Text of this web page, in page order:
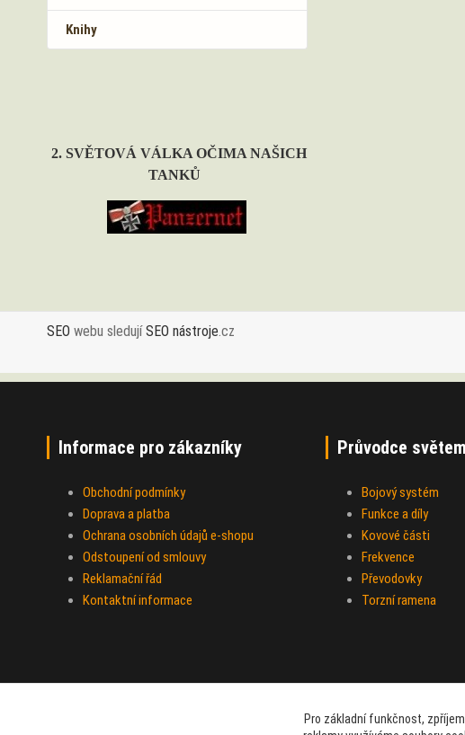
Knihy
2. SVĚTOVÁ VÁLKA OČIMA NAŠICH
TANKŮ
SEO webu sledujíSEO nástroje.cz
Informace pro zákazníky
Obchodní podmínky
Doprava a platba
Ochrana osobních údajů e-shopu
Odstoupení od smlouvy
Reklamační řád
Kontaktní informace
Průvodce
Bojový systém
Funkce a díly
Kovové části
Frekvence
Převodovky
Torzní ramena
Pro základní funkčnost,